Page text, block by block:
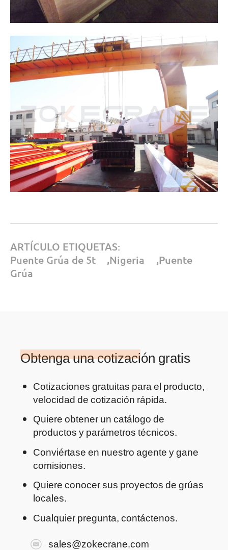
ARTÍCULO ETIQUETAS:
Puente Grúa de 5t
,Nigeria ,Puente
Grúa
Obtenga una cotización gratis
Cotizaciones gratuitas para el producto,
velocidad de cotización rápida.
Quiere obtener un catálogo de
productos y parámetros técnicos.
Conviértase en nuestro agente y gane
comisiones.
Quiere conocer sus proyectos de grúas
locales.
Cualquier pregunta, contáctenos.
sales@zokecrane.com